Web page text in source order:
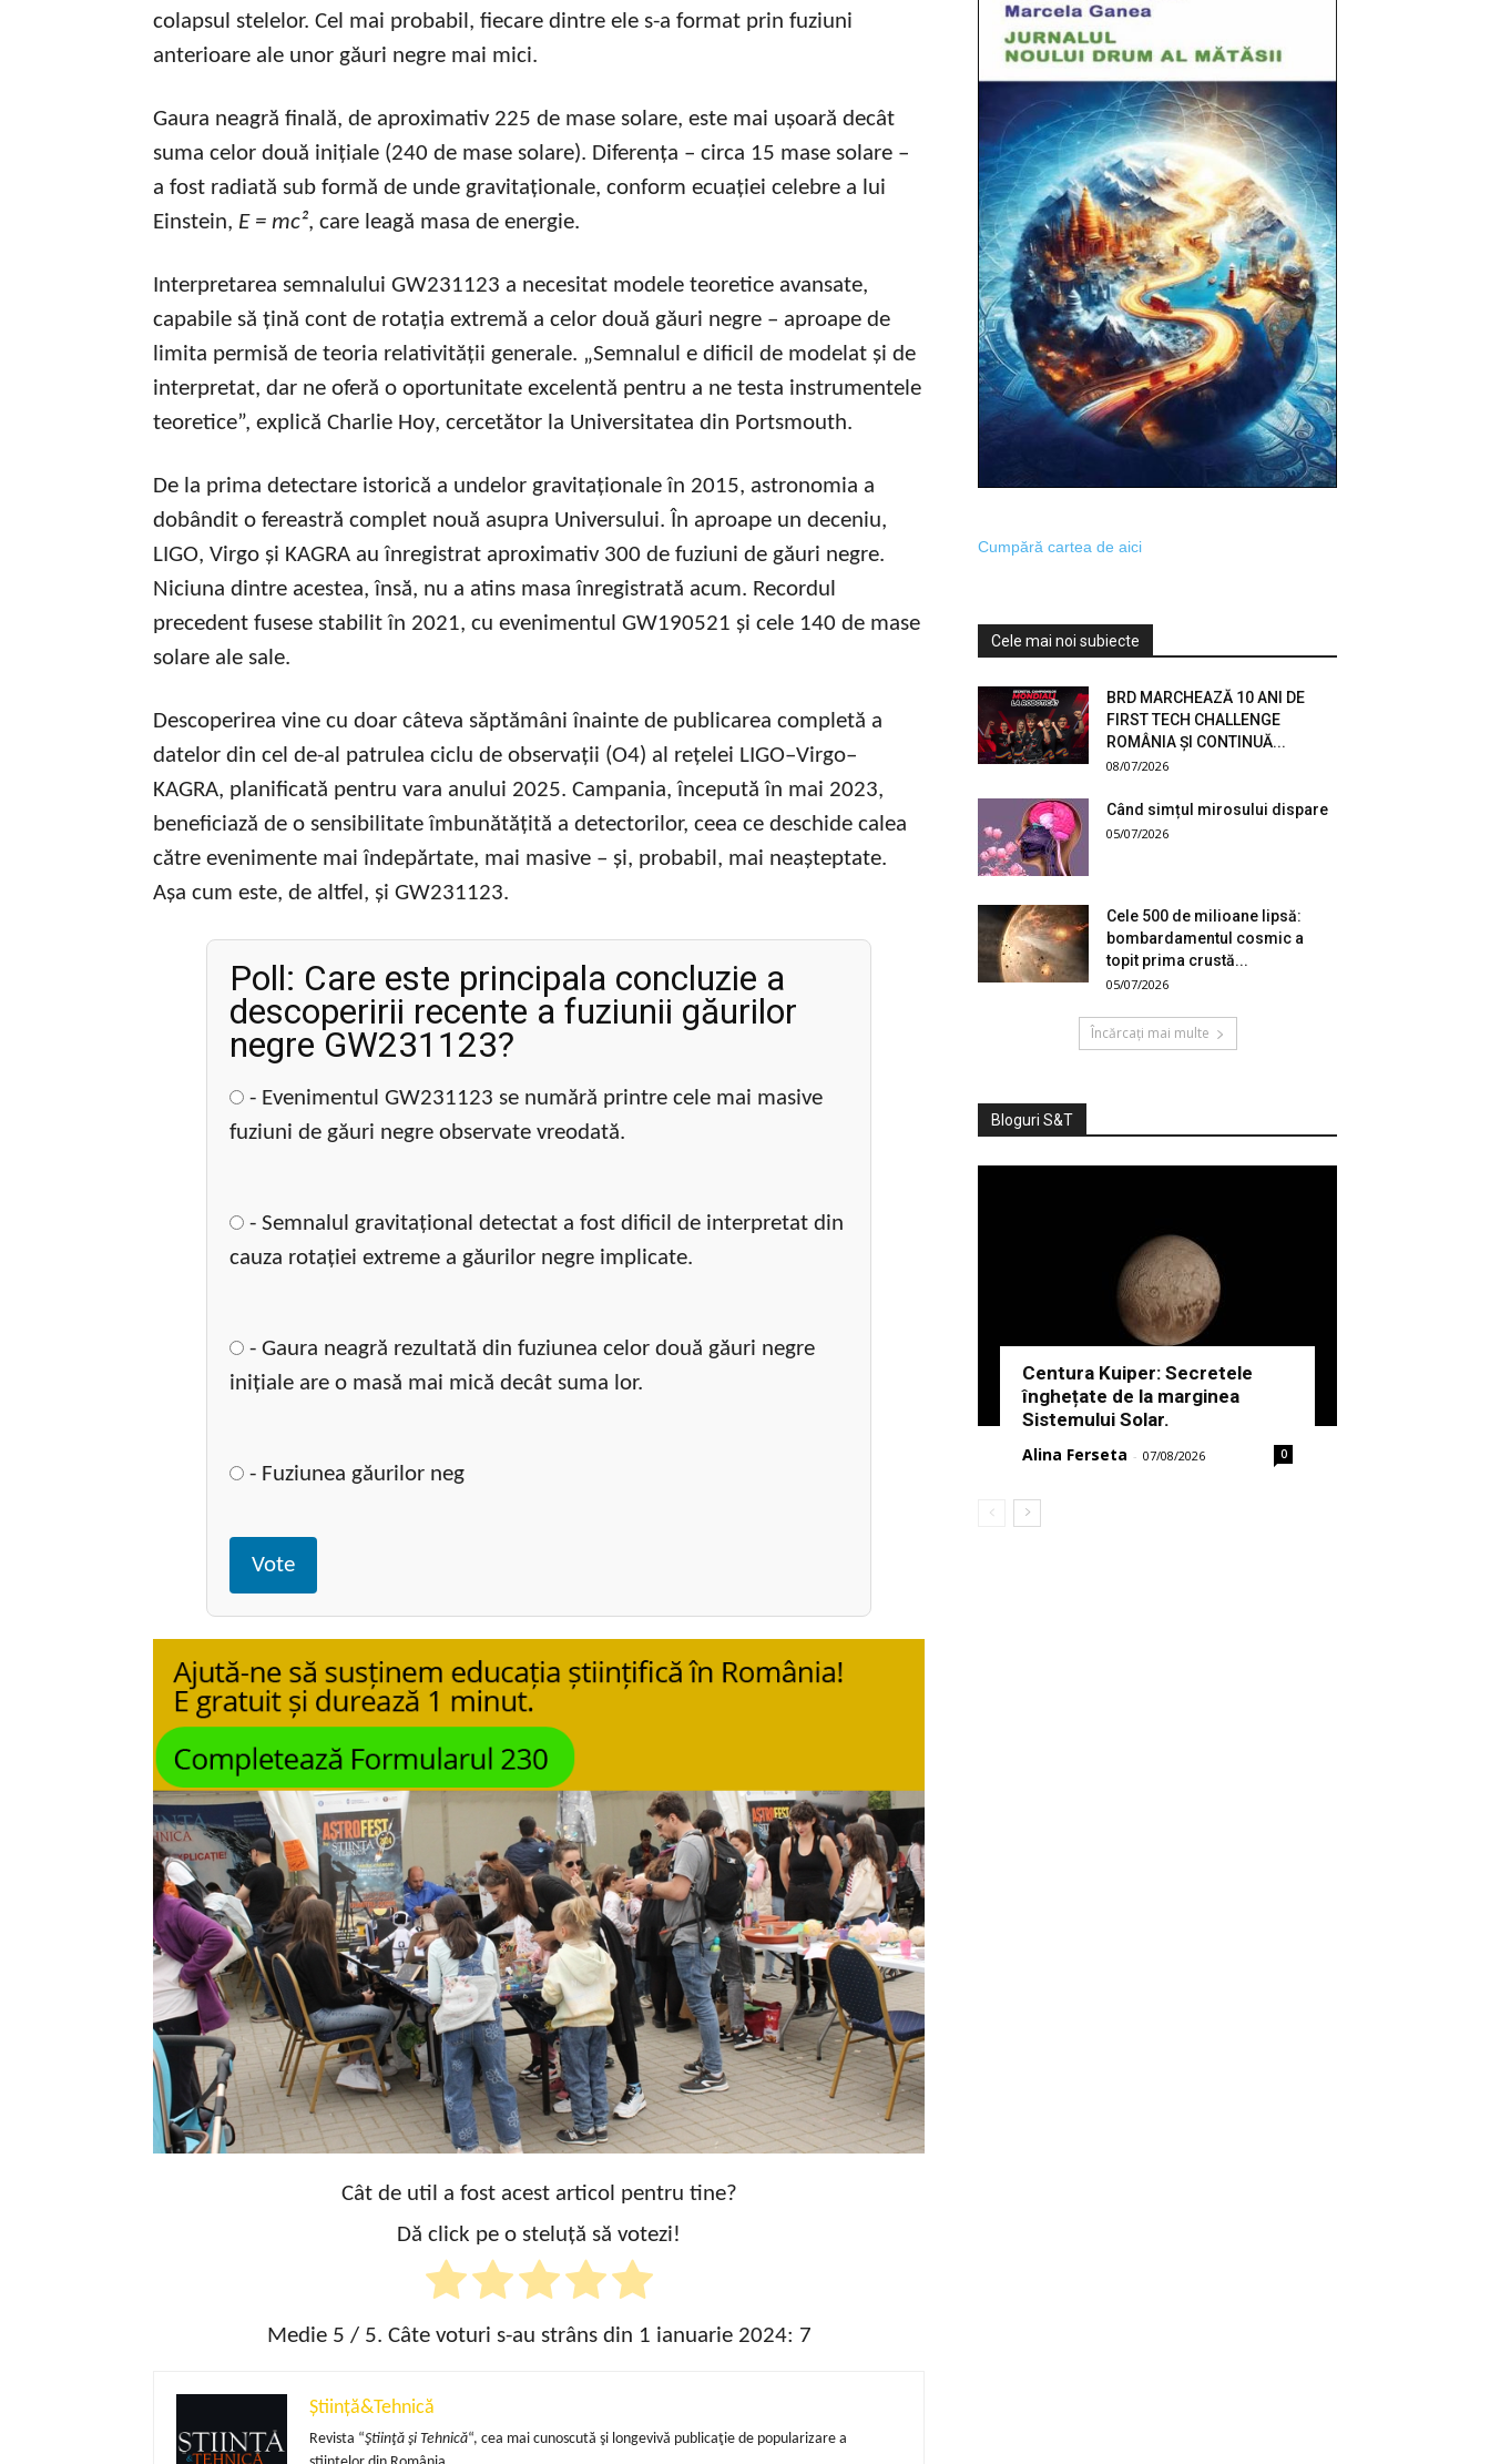
colapsul stelelor. Cel mai probabil, fiecare dintre ele s-a format prin fuziuni
anterioare ale unor găuri negre mai mici.
Gaura neagră finală, de aproximativ 225 de mase solare, este mai ușoară decât
suma celor două inițiale (240 de mase solare). Diferența – circa 15 mase solare –
a fost radiată sub formă de unde gravitaționale, conform ecuației celebre a lui
Einstein, E = mc², care leagă masa de energie.
Interpretarea semnalului GW231123 a necesitat modele teoretice avansate,
capabile să țină cont de rotația extremă a celor două găuri negre – aproape de
limita permisă de teoria relativității generale. „Semnalul e dificil de modelat și de
interpretat, dar ne oferă o oportunitate excelentă pentru a ne testa instrumentele
teoretice”, explică Charlie Hoy, cercetător la Universitatea din Portsmouth.
De la prima detectare istorică a undelor gravitaționale în 2015, astronomia a
dobândit o fereastră complet nouă asupra Universului. În aproape un deceniu,
LIGO, Virgo și KAGRA au înregistrat aproximativ 300 de fuziuni de găuri negre.
Niciuna dintre acestea, însă, nu a atins masa înregistrată acum. Recordul
precedent fusese stabilit în 2021, cu evenimentul GW190521 și cele 140 de mase
solare ale sale.
Descoperirea vine cu doar câteva săptămâni înainte de publicarea completă a
datelor din cel de-al patrulea ciclu de observații (O4) al rețelei LIGO–Virgo–
KAGRA, planificată pentru vara anului 2025. Campania, începută în mai 2023,
beneficiază de o sensibilitate îmbunătățită a detectorilor, ceea ce deschide calea
către evenimente mai îndepărtate, mai masive – și, probabil, mai neașteptate.
Așa cum este, de altfel, și GW231123.
Poll: Care este principala concluzie a
descoperirii recente a fuziunii găurilor
negre GW231123?
- Evenimentul GW231123 se numără printre cele mai masive
fuziuni de găuri negre observate vreodată.
- Semnalul gravitațional detectat a fost dificil de interpretat din
cauza rotației extreme a găurilor negre implicate.
- Gaura neagră rezultată din fuziunea celor două găuri negre
inițiale are o masă mai mică decât suma lor.
- Fuziunea găurilor neg
Vote
Cât de util a fost acest articol pentru tine?
Dă click pe o steluță să votezi!
Medie 5 / 5. Câte voturi s-au strâns din 1 ianuarie 2024: 7
Știință&Tehnică
Revista “Ştiinţă şi Tehnică“, cea mai cunoscută şi longevivă publicaţie de popularizare a
Cumpără cartea de aici
Cele mai noi subiecte
BRD MARCHEAZĂ 10 ANI DE
FIRST TECH CHALLENGE
ROMÂNIA ȘI CONTINUĂ...
08/07/2026
Când simțul mirosului dispare
05/07/2026
Cele 500 de milioane lipsă:
bombardamentul cosmic a
topit prima crustă...
05/07/2026
Încărcați mai multe
Bloguri S&T
Centura Kuiper: Secretele
înghețate de la marginea
Sistemului Solar.
Alina Ferseta - 07/08/2026 0